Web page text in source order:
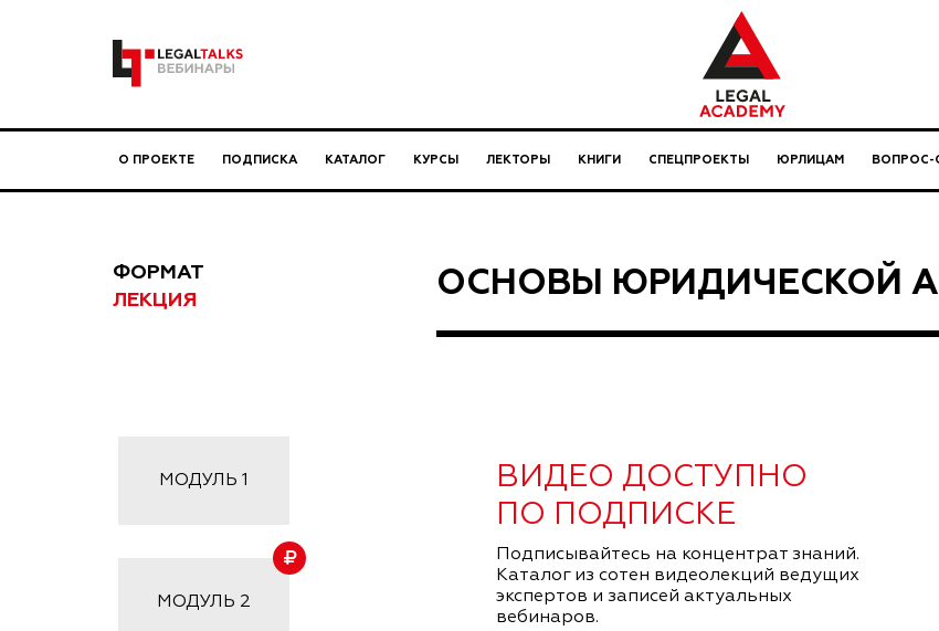
О ПРОЕКТЕ ПОДПИСКА КАТАЛОГ КУРСЫ ЛЕКТОРЫ КНИГИ СПЕЦПРОЕКТЫ ЮРЛИЦАМ ВОПРОС-
ФОРМАТ
ЛЕКЦИЯ
ОСНОВЫ ЮРИДИЧЕСКОЙ
МОДУЛЬ 1
МОДУЛЬ 2
ВИДЕО ДОСТУПНО
ПО ПОДПИСКЕ
Подписывайтесь на концентрат знаний.
Каталог из сотен видеолекций ведущих
экспертов и записей актуальных
вебинаров.